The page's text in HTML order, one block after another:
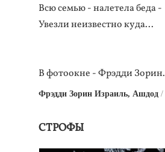
Всю семью - налетела беда -
Увезли неизвестно куда...
В фотоокне - Фрэдди Зорин.
Фрэдди Зорин Израиль, Ашдод
СТРОФЫ